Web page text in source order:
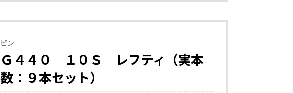
ピン
Ｇ４４０ １０Ｓ レフティ（実本
数：９本セット）